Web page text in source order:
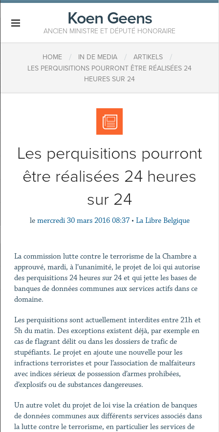
Koen Geens
ANCIEN MINISTRE ET DÉPUTÉ HONORAIRE
HOME / IN DE MEDIA / ARTIKELS /
LES PERQUISITIONS POURRONT ÊTRE RÉALISÉES 24
HEURES SUR 24
Les perquisitions pourront
être réalisées 24 heures
sur 24
le mercredi 30 mars 2016 08:37 • La Libre Belgique
La commission lutte contre le terrorisme de la Chambre a
approuvé, mardi, à l’unanimité, le projet de loi qui autorise
des perquisitions 24 heures sur 24 et qui jette les bases de
banques de données communes aux services actifs dans ce
domaine.
Les perquisitions sont actuellement interdites entre 21h et
5h du matin. Des exceptions existent déjà, par exemple en
cas de flagrant délit ou dans les dossiers de trafic de
stupéfiants. Le projet en ajoute une nouvelle pour les
infractions terroristes et pour l’association de malfaiteurs
avec indices sérieux de possession d’armes prohibées,
d’explosifs ou de substances dangereuses.
Un autre volet du projet de loi vise la création de banques
de données communes aux différents services associés dans
la lutte contre le terrorisme, en particulier les services de